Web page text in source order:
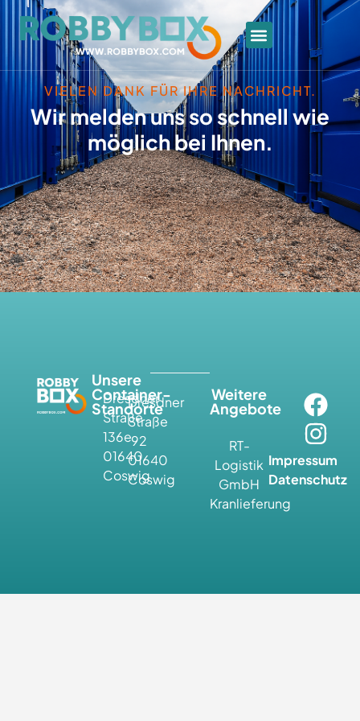
VIELEN DANK FÜR IHRE NACHRICHT.
Wir melden uns so schnell wie
möglich bei Ihnen.
Unsere
Container-
Standorte
Dresdner
Straße
136e
01640
Coswig
Dresdner
Straße
92
01640
Coswig
Weitere
Angebote
RT-
Logistik
GmbH
Kranlieferung
Impressum
Datenschutz